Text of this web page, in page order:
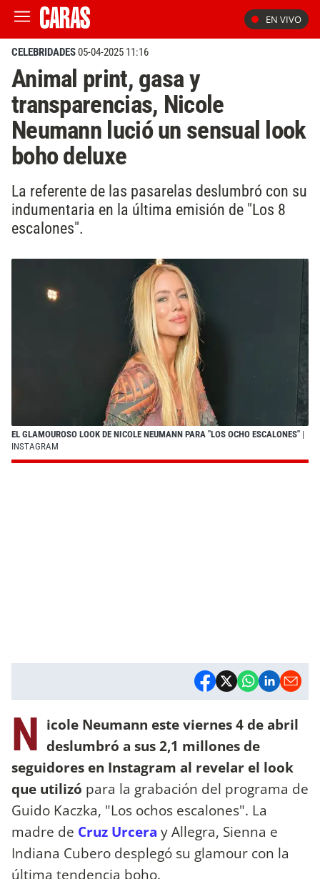
EN VIVO
CELEBRIDADES05-04-2025 11:16
Animal print, gasa y
transparencias, Nicole
Neumann lució un sensual look
boho deluxe
La referente de las pasarelas deslumbró con su
indumentaria en la última emisión de "Los 8
escalones".
EL GLAMOUROSO LOOK DE NICOLE NEUMANN PARA "LOS OCHO ESCALONES" |
INSTAGRAM
N icole Neumann este viernes 4 de abril
deslumbró a sus 2,1 millones de
seguidores en Instagram al revelar el look
que utilizó para la grabación del programa de
Guido Kaczka, "Los ochos escalones". La
madre de Cruz Urcera y Allegra, Sienna e
Indiana Cubero desplegó su glamour con la
última tendencia boho.